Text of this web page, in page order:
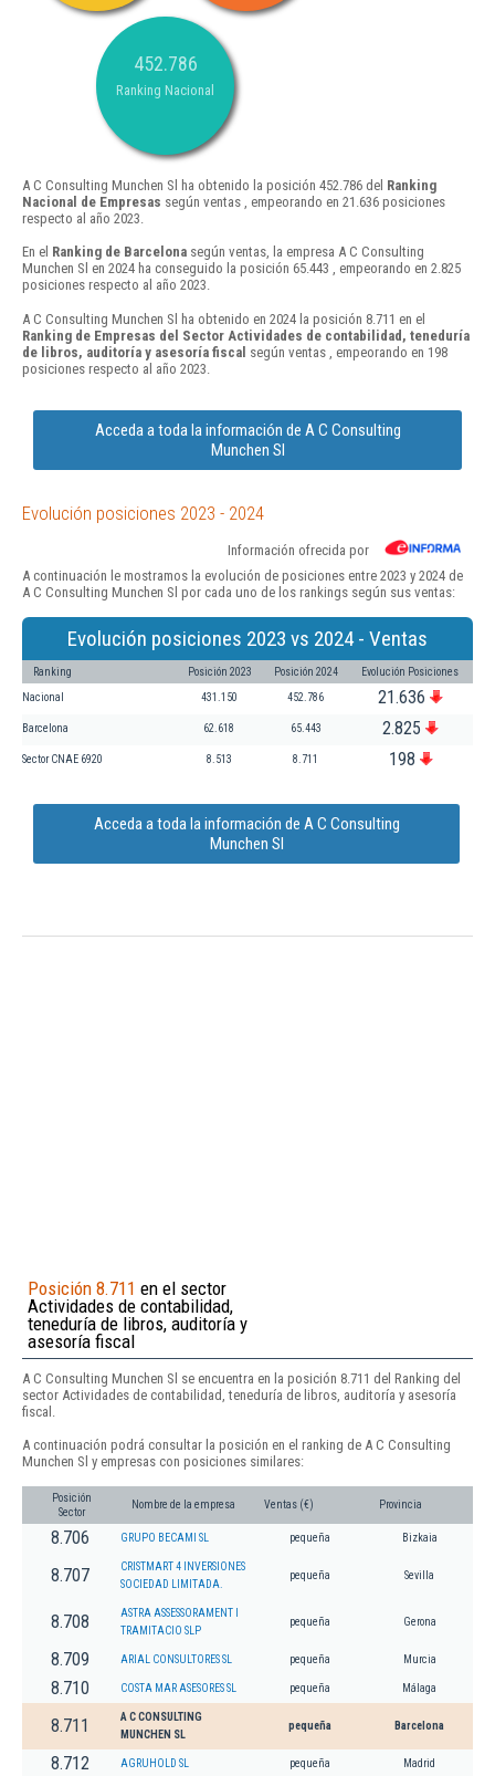
452.786
Ranking Nacional
A C Consulting Munchen Sl ha obtenido la posición 452.786 del Ranking
Nacional de Empresas según ventas , empeorando en 21.636 posiciones
respecto al año 2023.
En el Ranking de Barcelona según ventas, la empresa A C Consulting
Munchen Sl en 2024 ha conseguido la posición 65.443 , empeorando en 2.825
posiciones respecto al año 2023.
A C Consulting Munchen Sl ha obtenido en 2024 la posición 8.711 en el
Ranking de Empresas del Sector Actividades de contabilidad, teneduría
de libros, auditoría y asesoría fiscal según ventas , empeorando en 198
posiciones respecto al año 2023.
Acceda a toda la información de A C Consulting
Munchen Sl
Evolución posiciones 2023 - 2024
Información ofrecida por
A continuación le mostramos la evolución de posiciones entre 2023 y 2024 de
A C Consulting Munchen Sl por cada uno de los rankings según sus ventas:
Evolución posiciones 2023 vs 2024 - Ventas
Ranking Posición 2023 Posición 2024 Evolución Posiciones
Nacional 431.150 452.786 21.636
Barcelona 62.618 65.443 2.825
Sector CNAE 6920 8.513 8.711 198
Acceda a toda la información de A C Consulting
Munchen Sl
Posición 8.711 en el sector
Actividades de contabilidad,
teneduría de libros, auditoría y
asesoría fiscal
A C Consulting Munchen Sl se encuentra en la posición 8.711 del Ranking del
sector Actividades de contabilidad, teneduría de libros, auditoría y asesoría
fiscal.
A continuación podrá consultar la posición en el ranking de A C Consulting
Munchen Sl y empresas con posiciones similares:
Posición
Sector
Nombre de la empresa Ventas (€) Provincia
8.706 GRUPO BECAMI SL pequeña Bizkaia
8.707
CRISTMART 4 INVERSIONES
SOCIEDAD LIMITADA.
pequeña Sevilla
8.708
ASTRA ASSESSORAMENT I
TRAMITACIO SLP
pequeña Gerona
8.709 ARIAL CONSULTORES SL pequeña Murcia
8.710 COSTA MAR ASESORES SL pequeña Málaga
8.711
A C CONSULTING
MUNCHEN SL
pequeña Barcelona
8.712 AGRUHOLD SL pequeña Madrid